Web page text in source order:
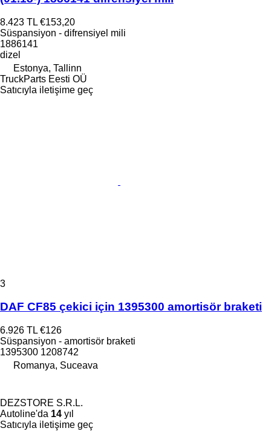
8.423 TL €153,20
Süspansiyon - difrensiyel mili
1886141
dizel
Estonya, Tallinn
TruckParts Eesti OÜ
Satıcıyla iletişime geç
3
DAF CF85 çekici için 1395300 amortisör braketi
6.926 TL €126
Süspansiyon - amortisör braketi
1395300 1208742
Romanya, Suceava
DEZSTORE S.R.L.
Autoline'da 14 yıl
Satıcıyla iletişime geç